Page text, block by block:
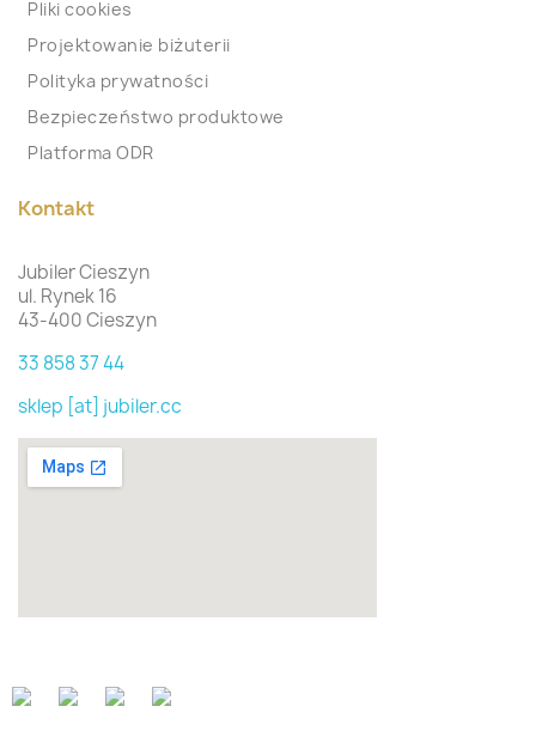
Pliki cookies
Projektowanie biżuterii
Polityka prywatności
Bezpieczeństwo produktowe
Platforma ODR
Kontakt
Jubiler Cieszyn
ul. Rynek 16
43-400 Cieszyn
33 858 37 44
sklep [at] jubiler.cc